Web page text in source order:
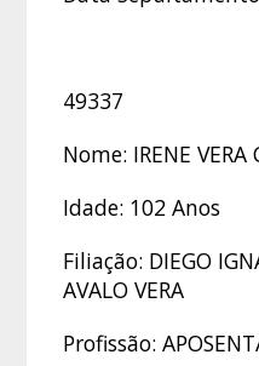
49337
Nome: IRENE VERA
Idade: 102 Anos
Filiação: DIEGO
AVALO VERA
Profissão: